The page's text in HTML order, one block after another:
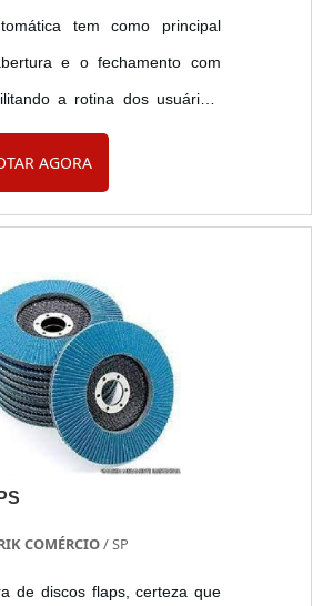
tem como principal
e o fechamento com
a rotina dos usuários,
maior segurança
Características Podem
aço podem ser fabricadas em
AGORA
COMÉRCIO/ SP
de discos flaps, certeza que